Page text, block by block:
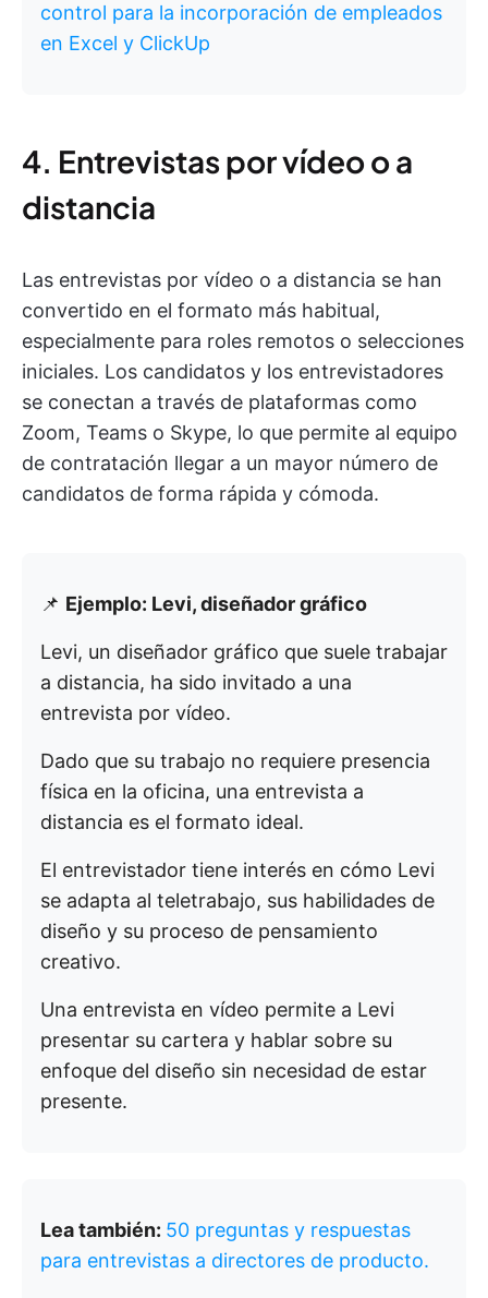
control para la incorporación de empleados
en Excel y ClickUp
4. Entrevistas por vídeo o a
distancia
Las entrevistas por vídeo o a distancia se han
convertido en el formato más habitual,
especialmente para roles remotos o selecciones
iniciales. Los candidatos y los entrevistadores
se conectan a través de plataformas como
Zoom, Teams o Skype, lo que permite al equipo
de contratación llegar a un mayor número de
candidatos de forma rápida y cómoda.
📌 Ejemplo: Levi, diseñador gráfico
Levi, un diseñador gráfico que suele trabajar
a distancia, ha sido invitado a una
entrevista por vídeo.
Dado que su trabajo no requiere presencia
física en la oficina, una entrevista a
distancia es el formato ideal.
El entrevistador tiene interés en cómo Levi
se adapta al teletrabajo, sus habilidades de
diseño y su proceso de pensamiento
creativo.
Una entrevista en vídeo permite a Levi
presentar su cartera y hablar sobre su
enfoque del diseño sin necesidad de estar
presente.
Lea también: 50 preguntas y respuestas
para entrevistas a directores de producto.